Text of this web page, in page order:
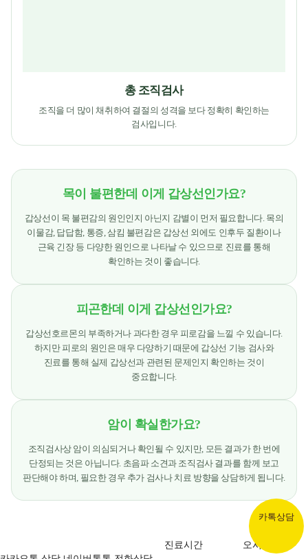
총 조직검사
조직을 더 많이 채취하여 결절의 성격을 보다 정확히 확인하는
검사입니다.
목이 불편한데 이게 갑상선인가요?
갑상선이 목 불편감의 원인인지 아닌지 감별이 먼저 필요합니다. 목의
이물감, 답답함, 통증, 삼킴 불편감은 갑상선 외에도 인후두 질환이나
근육 긴장 등 다양한 원인으로 나타날 수 있으므로 진료를 통해
확인하는 것이 좋습니다.
피곤한데 이게 갑상선인가요?
갑상선호르몬의 부족하거나 과다한 경우 피로감을 느낄 수 있습니다.
하지만 피로의 원인은 매우 다양하기 때문에 갑상선 기능 검사와
진료를 통해 실제 갑상선과 관련된 문제인지 확인하는 것이
중요합니다.
암이 확실한가요?
조직검사상 암이 의심되거나 확인될 수 있지만, 모든 결과가 한 번에
단정되는 것은 아닙니다. 초음파 소견과 조직검사 결과를 함께 보고
판단해야 하며, 필요한 경우 추가 검사나 치료 방향을 상담하게 됩니다.
카톡상담
진료시간
오시는길